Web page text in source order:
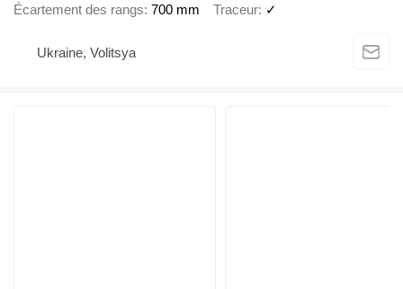
Écartement des rangs 700 mm Traceur ✓
Ukraine, Volitsya